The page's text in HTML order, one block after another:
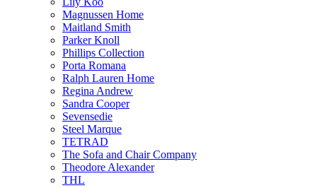
Magnussen Home
Maitland Smith
Parker Knoll
Phillips Collection
Porta Romana
Ralph Lauren Home
Regina Andrew
Sandra Cooper
Sevensedie
Steel Marque
TETRAD
The Sofa and Chair Company
Theodore Alexander
THL